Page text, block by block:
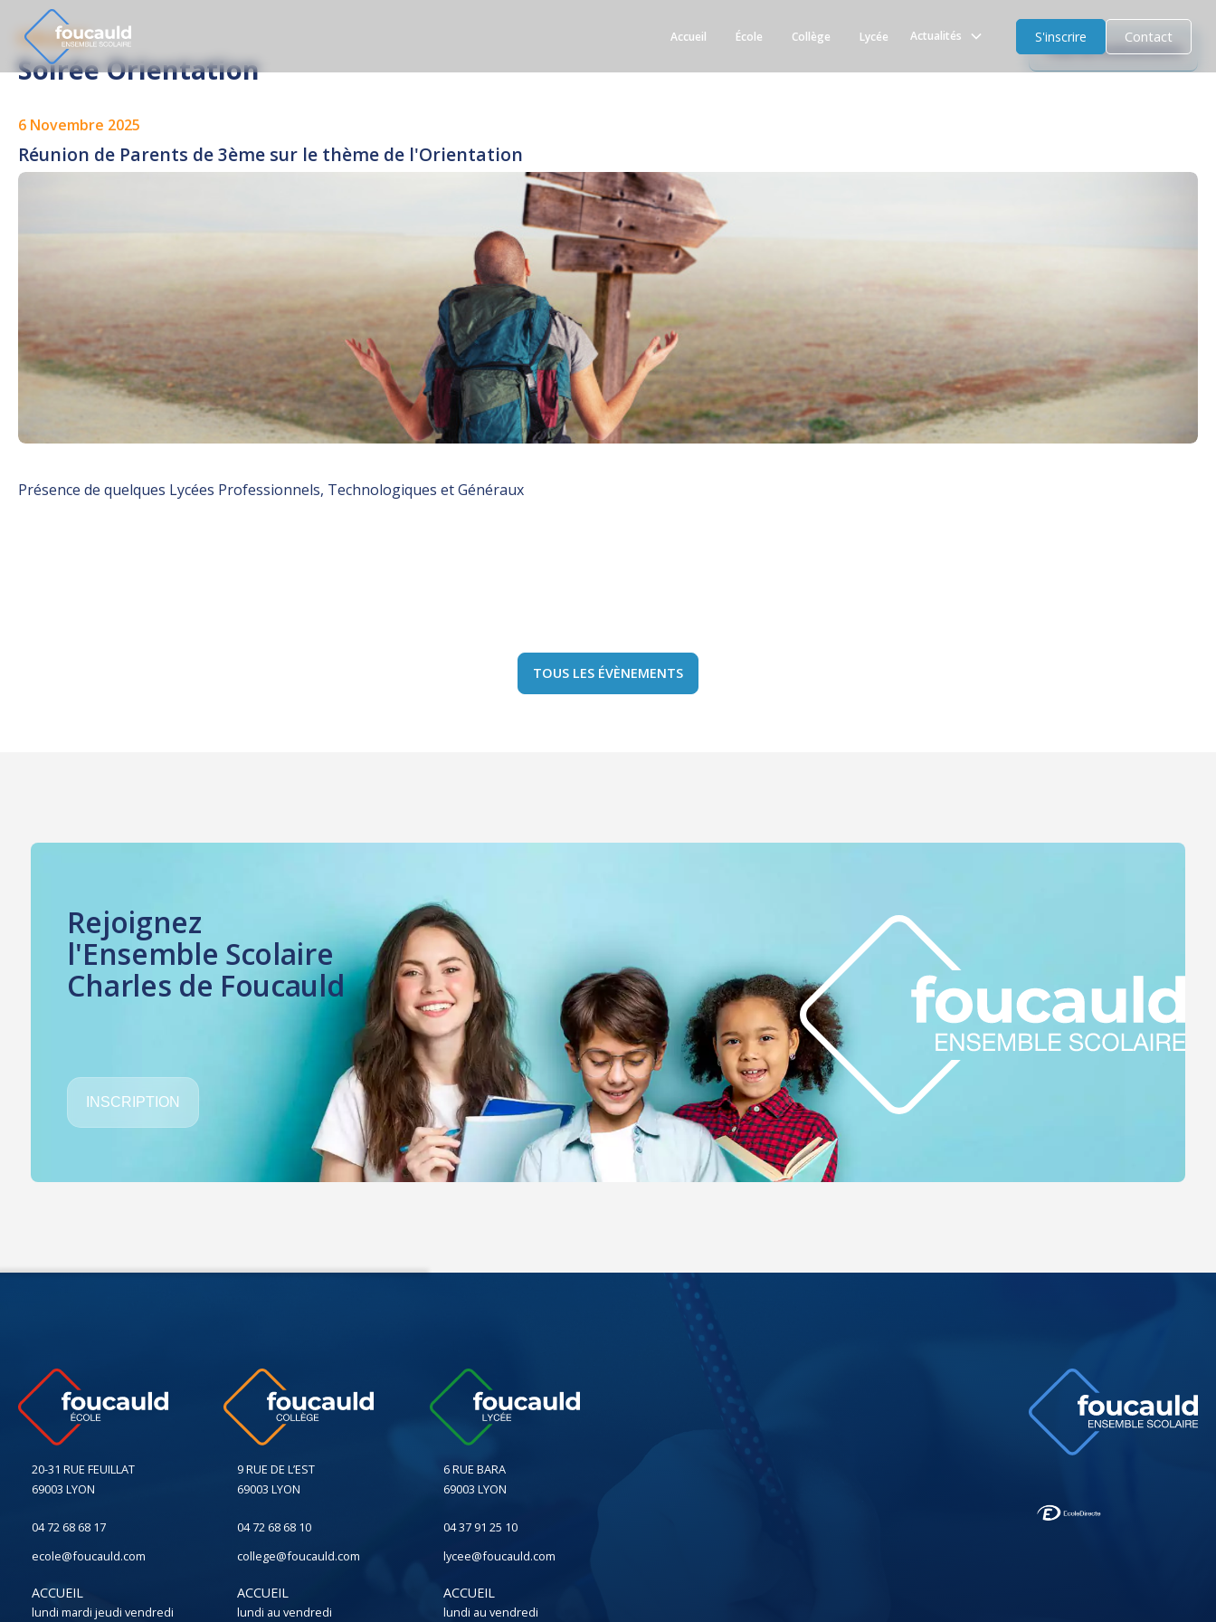
Accueil École Collège Lycée Actualités S'inscrire Contact
COLLÈGE
Soirée Orientation
6 Novembre 2025
Réunion de Parents de 3ème sur le thème de l'Orientation
Tous les évènements
Présence de quelques Lycées Professionnels, Technologiques et Généraux
TOUS LES ÉVÈNEMENTS
Rejoignez
l'Ensemble Scolaire
Charles de Foucauld
INSCRIPTION
20-31 RUE FEUILLAT
69003 LYON
04 72 68 68 17
ecole@foucauld.com
ACCUEIL
lundi mardi jeudi vendredi
9 RUE DE L’EST
69003 LYON
04 72 68 68 10
college@foucauld.com
ACCUEIL
lundi au vendredi
6 RUE BARA
69003 LYON
04 37 91 25 10
lycee@foucauld.com
ACCUEIL
lundi au vendredi